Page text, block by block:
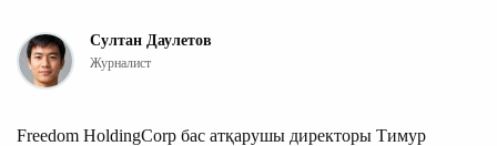
Султан Даулетов
Журналист
Freedom HoldingCorp бас атқарушы директоры Тимур